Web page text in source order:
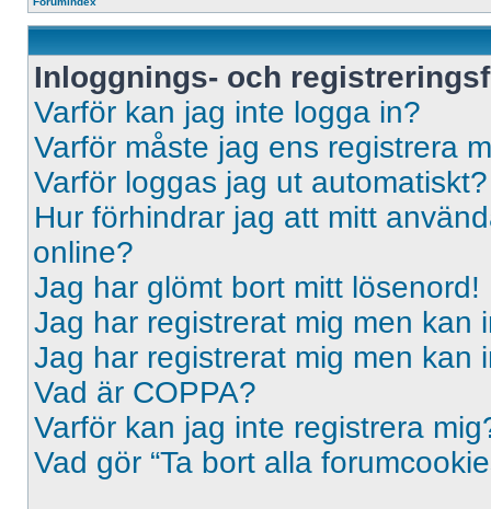
Inloggnings- och
Varför kan jag inte logga in?
Varför måste jag ens registrera
Varför loggas jag ut automatiskt?
Hur förhindrar jag att mitt
online?
Jag har glömt bort mitt lösenord!
Jag har registrerat mig men kan
Jag har registrerat mig men kan
Vad är COPPA?
Varför kan jag inte registrera
Vad gör “Ta bort alla